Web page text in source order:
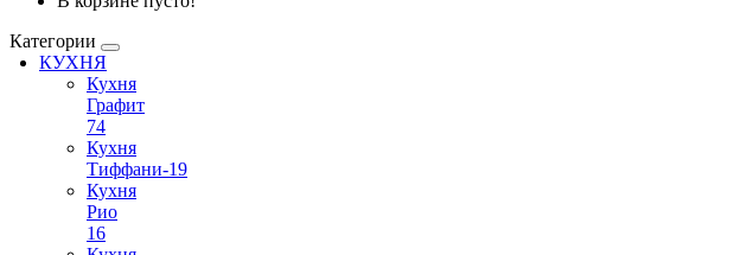
Категории
КУХНЯ
Кухня
Графит
74
Кухня
Тиффани-19
Кухня
Рио
16